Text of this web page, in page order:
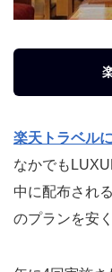
楽天トラベル
なかでも
中に配布され
のプランを安